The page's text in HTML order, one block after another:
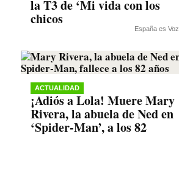
la T3 de ‘Mi vida con los
chicos
España es Voz
ACTUALIDAD
¡Adiós a Lola! Muere Mary
Rivera, la abuela de Ned en
‘Spider-Man’, a los 82